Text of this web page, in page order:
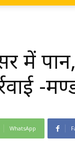
में
-
WhatsApp